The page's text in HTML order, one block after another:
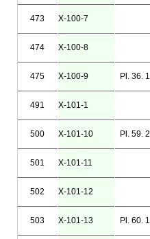
473 X-100-7
474 X-100-8
475 X-100-9 Pl. 36. 1
491 X-101-1
500 X-101-10 Pl. 59. 2
501 X-101-11
502 X-101-12
503 X-101-13 Pl. 60. 1